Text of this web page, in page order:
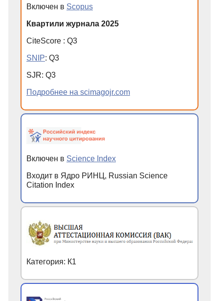
Включен в Scopus
Квартили журнала 2025
CiteScore : Q3
SNIP: Q3
SJR: Q3
Подробнее на scimagojr.com
Включен в Science Index
Входит в Ядро РИНЦ, Russian Science
Citation Index
Категория: К1